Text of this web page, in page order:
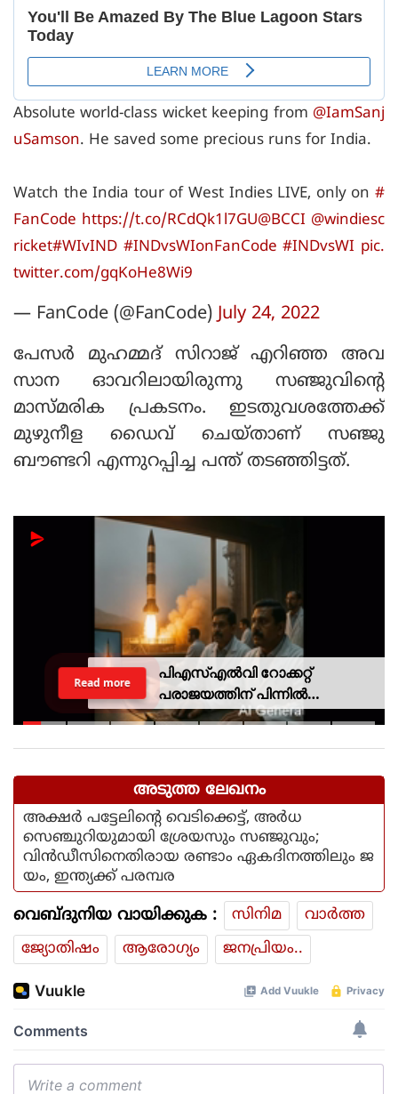
Absolute world-class wicket keeping from @IamSanj
uSamson. He saved some precious runs for India.
Watch the India tour of West Indies LIVE, only on #
FanCode https://t.co/RCdQk1l7GU@BCCI @windiesc
ricket#WIvIND #INDvsWIonFanCode #INDvsWI pic.
twitter.com/gqKoHe8Wi9
— FanCode (@FanCode)July 24, 2022
പേസര്‍ മുഹമ്മദ് സിറാജ് എറിഞ്ഞ അവ
സാന ഓവറിലായിരുന്നു സഞ്ജുവിന്റെ
മാസ്മരിക പ്രകടനം. ഇടതുവശത്തേക്ക്
മുഴുനീള ഡൈവ് ചെയ്താണ് സഞ്ജു
ബൗണ്ടറി എന്നുറപ്പിച്ച പന്ത് തടഞ്ഞിട്ടത്.
പിഎസ്എല്‍വി റോക്കറ്റ്
പരാജയത്തിന് പിന്നില്‍
ഐഎസ്ആര്‍ഒയിലെ ഉന്നത
Read more
അടുത്ത ലേഖനം
അക്ഷര്‍ പട്ടേലിന്റെ വെടിക്കെട്ട്, അര്‍ധ
സെഞ്ചുറിയുമായി ശ്രേയസും സഞ്ജുവും;
വിന്‍ഡീസിനെതിരായ രണ്ടാം ഏകദിനത്തിലും ജ
യം, ഇന്ത്യക്ക് പരമ്പര
വെബ്ദുനിയ വായിക്കുക : സിനിമ
വാര്‍ത്ത
ജ്യോതിഷം
ആരോഗ്യം ജനപ്രിയം..